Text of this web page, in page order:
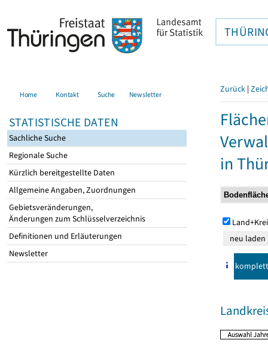
Home Kontakt Suche Newsletter
STATISTISCHE DATEN
Sachliche Suche
Regionale Suche
Kürzlich bereitgestellte Daten
Allgemeine Angaben, Zuordnungen
Gebietsveränderungen,
Änderungen zum Schlüsselverzeichnis
Definitionen und Erläuterungen
Newsletter
Zurück |
in
komplett